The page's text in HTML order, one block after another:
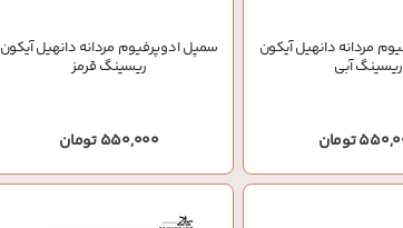
مردانه دانهیل آیکون
ریسینگ آبی
تومان
سمپل ادوپرفیوم مردانه دانهیل آیکون
ریسینگ قرمز
550,000 تومان